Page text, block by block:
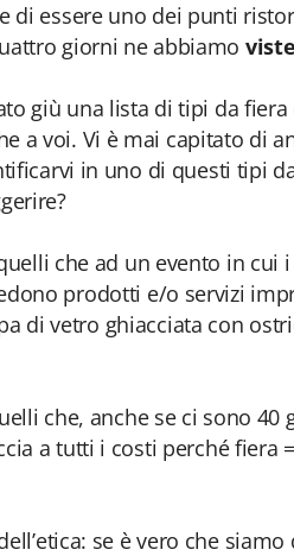
di essere uno dei punti
giorni ne abbiamo
giù una lista di tipi da
a voi. Vi è mai capitato di
in uno di questi tipi
che ad un evento in cui
prodotti e/o servizi
di vetro ghiacciata con
che, anche se ci sono 40
a tutti i costi perché fiera
se è vero che